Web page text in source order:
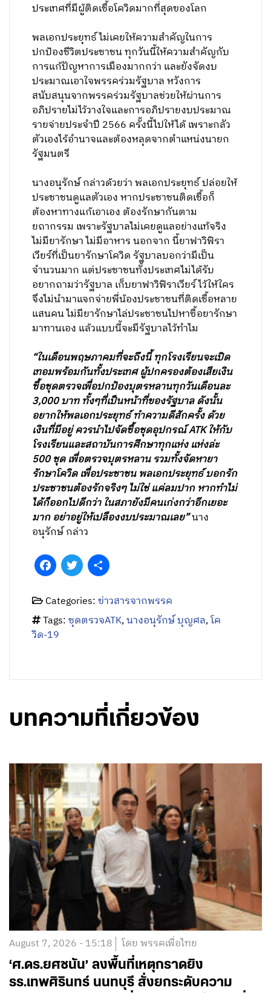
ประเทศที่มีผู้ติดเชื้อโควิดมากที่สุดของโลก
พลเอกประยุทธ์ ไม่เคยให้ความสำคัญในการ
ปกป้องชีวิตประชาชน ทุกวันนี้ให้ความสำคัญกับ
การแก้ปัญหาการเมืองมากกว่า และยังจัดงบ
ประมาณเอาใจพรรคร่วมรัฐบาล หวังการ
สนับสนุนจากพรรคร่วมรัฐบาลช่วยให้ผ่านการ
อภิปรายไม่ไว้วางใจและการอภิปรายงบประมาณ
รายจ่ายประจำปี 2566 ครั้งนี้ไปให้ได้ เพราะกลัว
ตัวเองไร้อำนาจและต้องหลุดจากตำแหน่งนายก
รัฐมนตรี
นางอนุรักษ์ กล่าวด้วยว่า พลเอกประยุทธ์ ปล่อยให้
ประชาชนดูแลตัวเอง หากประชาชนติดเชื้อก็
ต้องหาทางแก้เอาเอง ต้องรักษากันตาม
ยถากรรม เพราะรัฐบาลไม่เคยดูแลอย่างแท้จริง
ไม่มียารักษา ไม่มีอาหาร นอกจาก นี้ยาฟาวิฟิรา
เวียร์ที่เป็นยารักษาโควิด รัฐบาลบอกว่ามีเป็น
จำนวนมาก แต่ประชาชนทั้งประเทศไม่ได้รับ
อยากถามว่ารัฐบาล เก็บยาฟาวิฟิราเวียร์ ไว้ให้ใคร
จึงไม่นำมาแจกจ่ายพี่น้องประชาชนที่ติดเชื้อหลาย
แสนคน ไม่มียารักษาไล่ประชาชนไปหาซื้อยารักษา
มาทานเอง แล้วแบบนี้จะมีรัฐบาลไว้ทำไม
“ในเดือนพฤษภาคมที่จะถึงนี้ ทุกโรงเรียนจะเปิด
เทอมพร้อมกันทั้งประเทศ ผู้ปกครองต้องเสียเงิน
ซื้อชุดตรวจเพื่อปกป้องบุตรหลานทุกวันเดือนละ
3,000 บาท ทั้งๆที่เป็นหน้าที่ของรัฐบาล ดังนั้น
อยากให้พลเอกประยุทธ์ ทำความดีสักครั้ง ด้วย
เงินที่มีอยู่ ควรนำไปจัดซื้อชุดอุปกรณ์ ATK ให้กับ
โรงเรียนและสถาบันการศึกษาทุกแห่ง แห่งล่ะ
500 ชุด เพื่อตรวจบุตรหลาน รวมทั้งจัดหายา
รักษาโควิด เพื่อประชาชน พลเอกประยุทธ์ บอกรัก
ประชาชนต้องรักจริงๆ ไม่ใช่ แค่ลมปาก หากทำไม่
ได้ก็ออกไปดีกว่า ในสภายังมีคนเก่งกว่าอีกเยอะ
มาก อย่าอยู่ให้เปลืองงบประมาณเลย”นาง
อนุรักษ์ กล่าว
FacebookTwitter
Categories:ข่าวสารจากพรรค
Tags:ชุดตรวจATK,นางอนุรักษ์ บุญศล,โค
วิด-19
บทความที่เกี่ยวข้อง
August 7, 2026 - 15:18 โดย พรรคเพื่อไทย
‘ศ.ดร.ยศชนัน’ ลงพื้นที่เหตุกราดยิง
รร.เทพศิรินทร์ นนทบุรี สั่งยกระดับความ